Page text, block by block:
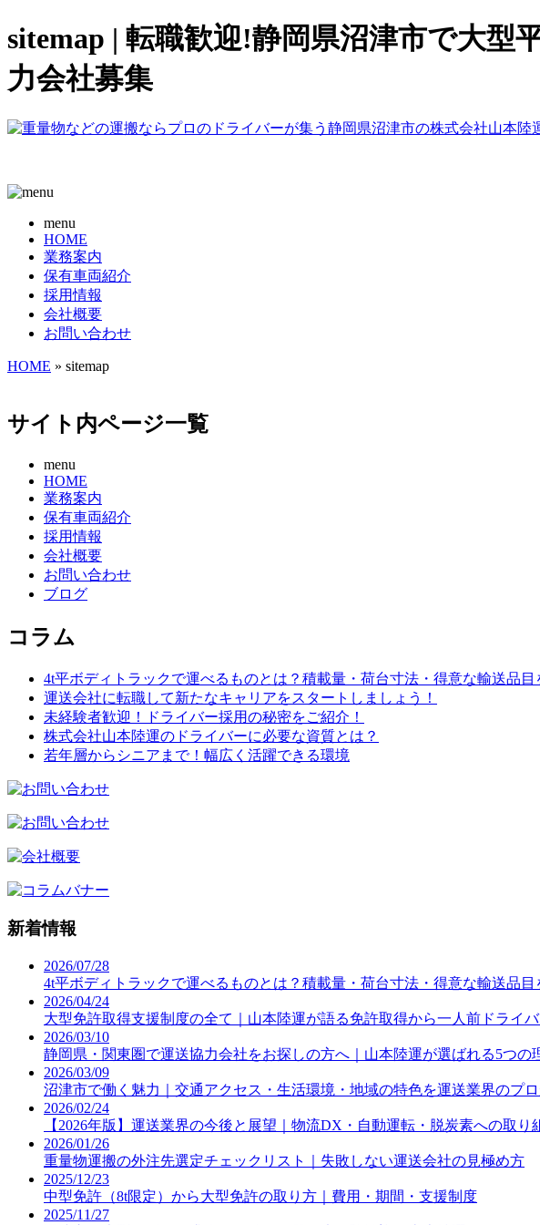
sitemap | 転職歓迎!静岡県沼津市で大
力会社募集
menu
HOME
業務案内
保有車両紹介
採用情報
会社概要
お問い合わせ
HOME » sitemap
サイト内ページ一覧
menu
HOME
業務案内
保有車両紹介
採用情報
会社概要
お問い合わせ
ブログ
コラム
4t平ボディトラックで運べるものとは？積載量・荷台寸法・得意な輸送品目
運送会社に転職して新たなキャリアをスタートしましょう！
未経験者歓迎！ドライバー採用の秘密をご紹介！
株式会社山本陸運のドライバーに必要な資質とは？
若年層からシニアまで！幅広く活躍できる環境
新着情報
2026/07/28
4t平ボディトラックで運べるものとは？積載量・荷台寸法・得意な輸送品目
2026/04/24
大型免許取得支援制度の全て｜山本陸運が語る免許取得から一人前ドライ
2026/03/10
静岡県・関東圏で運送協力会社をお探しの方へ｜山本陸運が選ばれる5つの
2026/03/09
沼津市で働く魅力｜交通アクセス・生活環境・地域の特色を運送業界のプ
2026/02/24
【2026年版】運送業界の今後と展望｜物流DX・自動運転・脱炭素への取り
2026/01/26
重量物運搬の外注先選定チェックリスト｜失敗しない運送会社の見極め方
2025/12/23
中型免許（8t限定）から大型免許の取り方｜費用・期間・支援制度
2025/11/27